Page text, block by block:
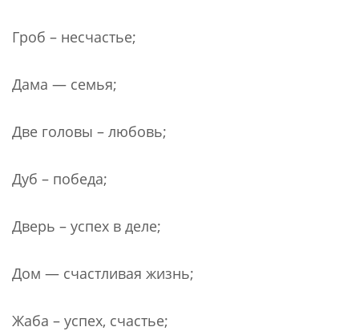
Гроб – несчастье;
Дама — семья;
Две головы – любовь;
Дуб – победа;
Дверь – успех в деле;
Дом — счастливая жизнь;
Жаба – успех, счастье;